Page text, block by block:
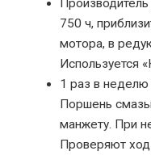
750 ч,
мотора, в
Используется
1 раз в неделю
Поршень
манжету. При
Проверяют